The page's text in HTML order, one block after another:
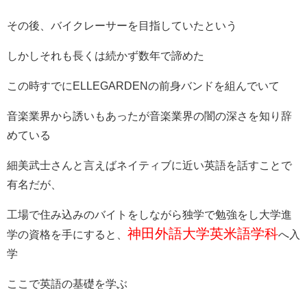
その後、バイクレーサーを目指していたという
しかしそれも長くは続かず数年で諦めた
この時すでにELLEGARDENの前身バンドを組んでいて
音楽業界から誘いもあったが音楽業界の闇の深さを知り辞
めている
細美武士さんと言えばネイティブに近い英語を話すことで
有名だが、
工場で住み込みのバイトをしながら独学で勉強をし大学進
学の資格を手にすると、 神田外語大学英米語学科へ入
学
ここで英語の基礎を学ぶ